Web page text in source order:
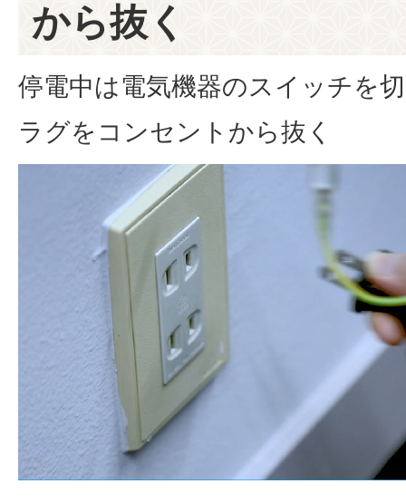
から抜く
停電中は電気機器のスイッチを
ラグをコンセントから抜く